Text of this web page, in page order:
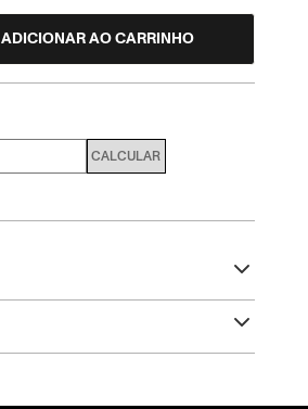
ADICIONAR AO CARRINHO
CALCULAR